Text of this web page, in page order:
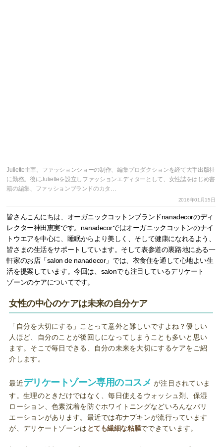
Juliette主宰。ファッションショーの制作、編集プロダクションを経て大手出版社
に勤務。後にJulietteを設立しファッションエディターとして、女性誌をはじめ書
籍の編集、ファッションブランドのカタ…
2016年01月15日
皆さんこんにちは、オーガニックコットンブランドnanadecorのディ
レクター神田恵実です。nanadecorではオーガニックコットンのナイ
トウエアを中心に、睡眠からより美しく、そして健康になれるよう、
皆さまの生活をサポートしています。そして表参道の裏路地にある一
軒家のお店「salon de nanadecor」では、衣食住を通して心地よい生
活を提案しています。今回は、salonでも注目しているデリケート
ゾーンのケアについてです。
女性の中心のケアは未来の自分ケア
「自分を大切にする」ことって意外と難しいですよね？優しい
人ほど、自分のことが後回しになってしまうことも多いと思い
ます。そこで毎日できる、自分の未来を大切にするケアをご紹
介します。
最近デリケートゾーン専用のコスメ が注目されていま
す。生理のときだけではなく、毎日使えるウォッシュ剤、保湿
ローション、色素沈着を防ぐホワイトニングなどいろんなバリ
エーションがあります。最近では布ナプキンが流行っています
が、デリケートゾーンは とても繊細な粘膜でできています。